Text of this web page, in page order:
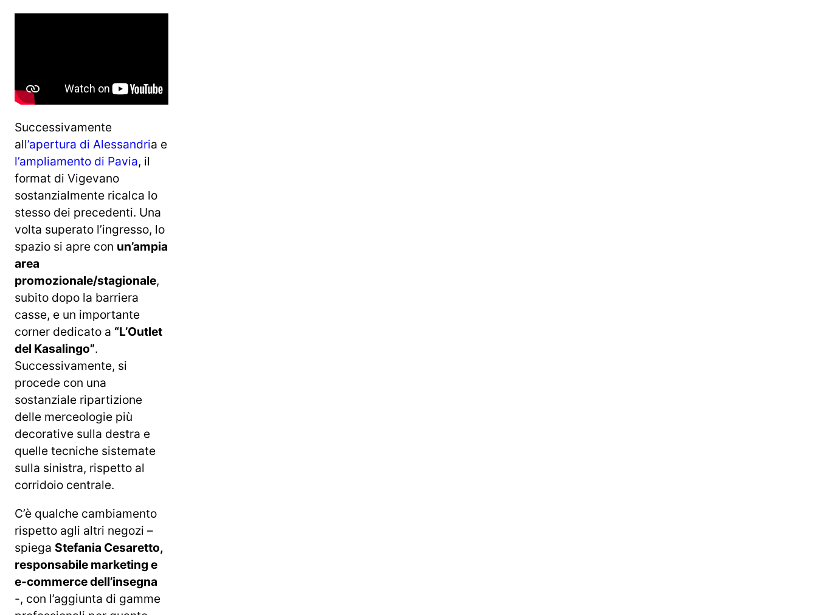
Successivamente
all’apertura di Alessandria e
l’ampliamento di Pavia, il
format di Vigevano
sostanzialmente ricalca lo
stesso dei precedenti. Una
volta superato l’ingresso, lo
spazio si apre con un’ampia
area
promozionale/stagionale,
subito dopo la barriera
casse, e un importante
corner dedicato a “L’Outlet
del Kasalingo”.
Successivamente, si
procede con una
sostanziale ripartizione
delle merceologie più
decorative sulla destra e
quelle tecniche sistemate
sulla sinistra, rispetto al
corridoio centrale.
C’è qualche cambiamento
rispetto agli altri negozi –
spiega Stefania Cesaretto,
responsabile marketing e
e-commerce dell’insegna
-, con l’aggiunta di gamme